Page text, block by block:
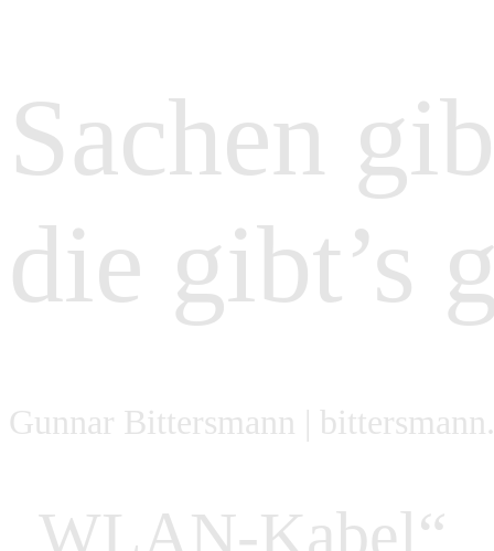
Sachen
die gibt’s
Gunnar Bittersmann |
„WLAN-Kabel“